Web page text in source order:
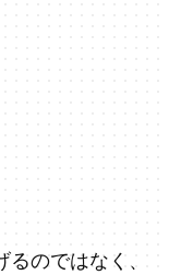
のではなく、